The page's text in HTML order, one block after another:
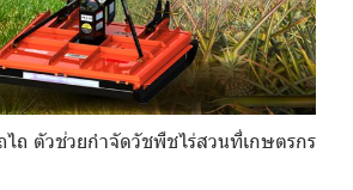
ถ ตัวช่วยกำจัดวัชพืชไร่สวนที่เกษตรกร